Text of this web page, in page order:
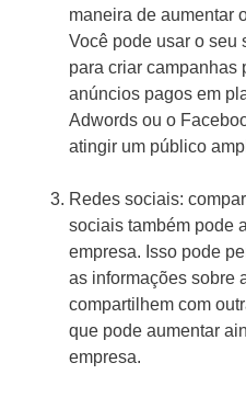
maneira de aumentar
Você pode usar o seu
para criar campanhas
anúncios pagos em
Adwords ou o
atingir um público
Redes sociais:
sociais também pode
empresa. Isso pode
as informações sobre
compartilhem com
que pode aumentar
empresa.